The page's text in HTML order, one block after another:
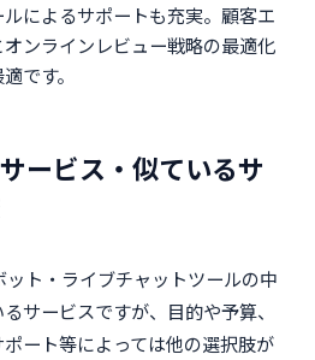
によるサポートも充実。顧客エ
ンラインレビュー戦略の最適化
です。
ービス・似ているサ
ト・ライブチャットツールの中
サービスですが、目的や予算、
ート等によっては他の選択肢が